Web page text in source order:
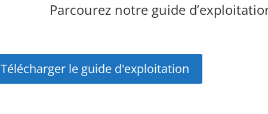
Parcourez notre guide
Télécharger le guide d'exploitation